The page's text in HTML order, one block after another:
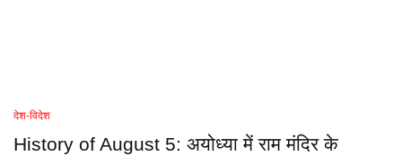
देश-विदेश
History of August 5: अयोध्या में राम मंदिर के